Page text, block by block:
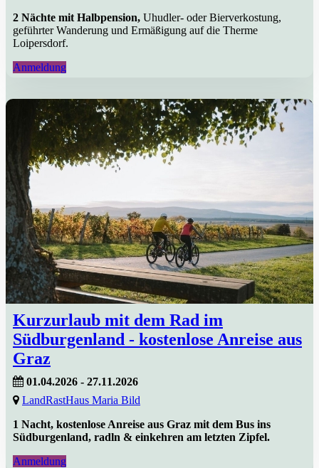
2 Nächte mit Halbpension, Uhudler- oder Bierverkostung,
geführter Wanderung und Ermäßigung auf die Therme
Loipersdorf.
Anmeldung
Kurzurlaub mit dem Rad im
Südburgenland - kostenlose Anreise aus
Graz
01.04.2026 - 27.11.2026
LandRastHaus Maria Bild
1 Nacht, kostenlose Anreise aus Graz mit dem Bus ins
Südburgenland, radln & einkehren am letzten Zipfel.
Anmeldung